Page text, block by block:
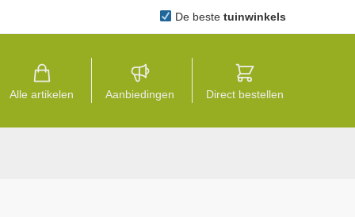
De beste tuinwinkels
Alle artikelen Aanbiedingen Direct bestellen